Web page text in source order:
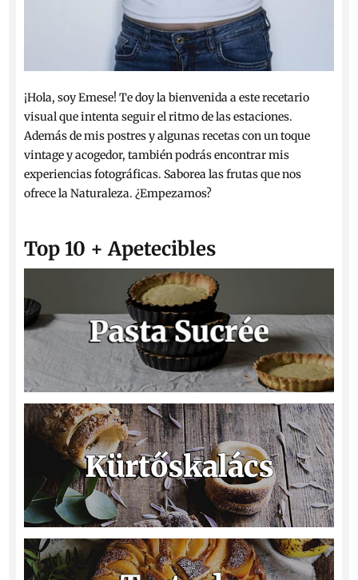
¡Hola, soy Emese! Te doy la bienvenida a este recetario
visual que intenta seguir el ritmo de las estaciones.
Además de mis postres y algunas recetas con un toque
vintage y acogedor, también podrás encontrar mis
experiencias fotográficas. Saborea las frutas que nos
ofrece la Naturaleza. ¿Empezamos?
Top 10 + Apetecibles